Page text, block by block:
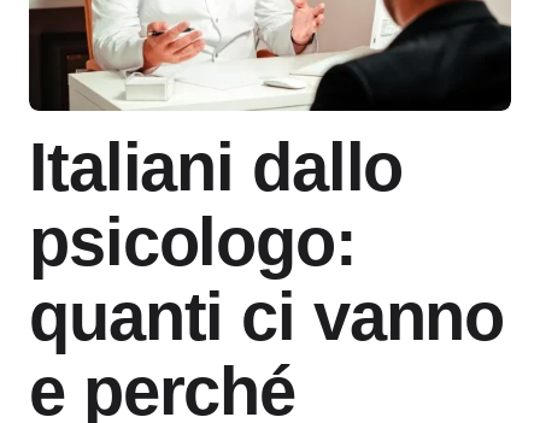
Italiani dallo
psicologo:
quanti ci vanno
e perché